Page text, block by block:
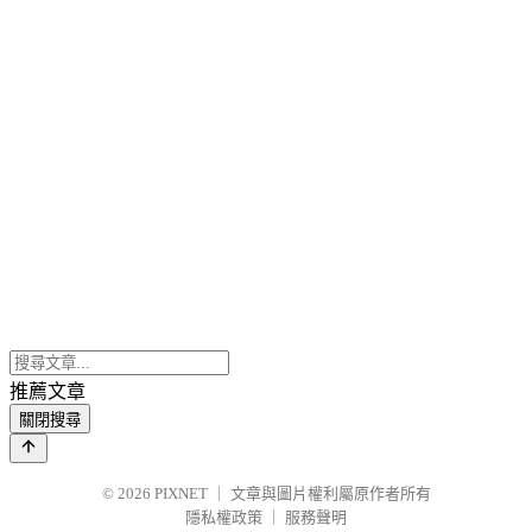
推薦文章
關閉搜尋
© 2026 PIXNET
文章與圖片權利屬原作者所有
隱私權政策
服務聲明